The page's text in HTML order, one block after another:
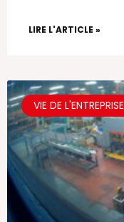
LIRE L'ARTICLE »
VIE DE L'ENTREPRISE